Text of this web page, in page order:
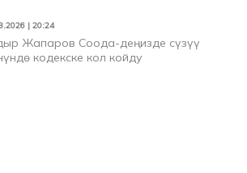
| 20:24
Жапаров Соода-деңизде сүзүү
кодекске кол койду